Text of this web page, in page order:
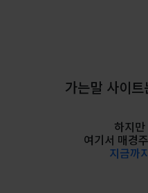
가는말 사이
하지
여기서 매경
지금까